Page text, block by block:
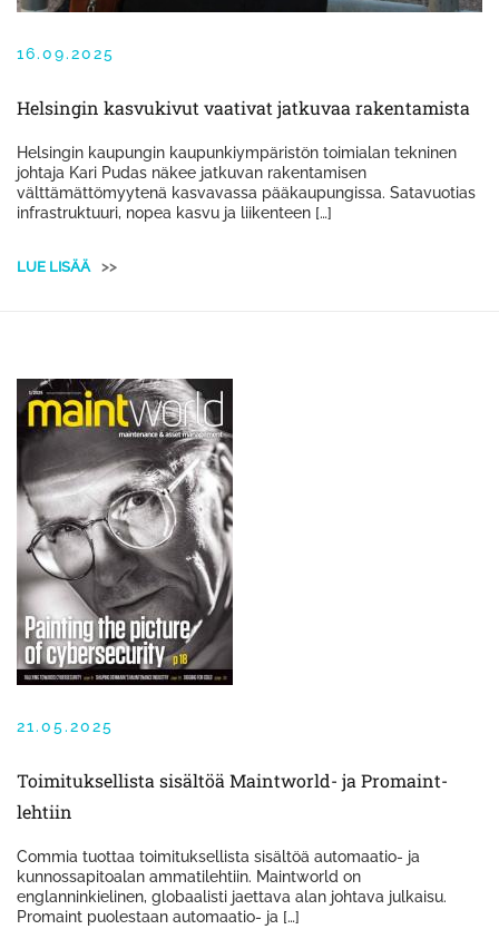
16.09.2025
Helsingin kasvukivut vaativat jatkuvaa rakentamista
Helsingin kaupungin kaupunkiympäristön toimialan tekninen
johtaja Kari Pudas näkee jatkuvan rakentamisen
välttämättömyytenä kasvavassa pääkaupungissa. Satavuotias
infrastruktuuri, nopea kasvu ja liikenteen […]
LUE LISÄÄ >>
21.05.2025
Toimituksellista sisältöä Maintworld- ja Promaint-
lehtiin
Commia tuottaa toimituksellista sisältöä automaatio- ja
kunnossapitoalan ammatilehtiin. Maintworld on
englanninkielinen, globaalisti jaettava alan johtava julkaisu.
Promaint puolestaan automaatio- ja […]